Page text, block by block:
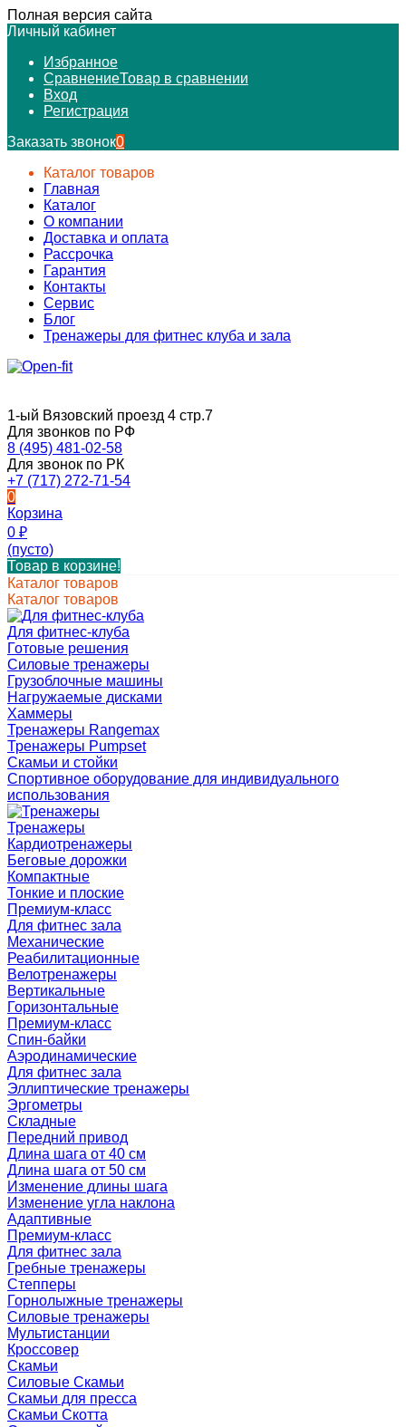
Полная версия сайта
Личный кабинет
Избранное
СравнениеТовар в сравнении
Вход
Регистрация
Заказать звонок0
Каталог товаров
Главная
Каталог
О компании
Доставка и оплата
Рассрочка
Гарантия
Контакты
Сервис
Блог
Тренажеры для фитнес клуба и зала
1-ый Вязовский проезд 4 стр.7
Для звонков по РФ
8 (495) 481-02-58
Для звонок по РК
+7 (717) 272-71-54
0
Корзина
0 ₽
(пусто)
Товар в корзине!
Каталог товаров
Каталог товаров
Для фитнес-клуба
Готовые решения
Силовые тренажеры
Грузоблочные машины
Нагружаемые дисками
Хаммеры
Тренажеры Rangemax
Тренажеры Pumpset
Скамьи и стойки
Спортивное оборудование для индивидуального
использования
Тренажеры
Кардиотренажеры
Беговые дорожки
Компактные
Тонкие и плоские
Премиум-класс
Для фитнес зала
Механические
Реабилитационные
Велотренажеры
Вертикальные
Горизонтальные
Премиум-класс
Спин-байки
Аэродинамические
Для фитнес зала
Эллиптические тренажеры
Эргометры
Складные
Передний привод
Длина шага от 40 см
Длина шага от 50 см
Изменение длины шага
Изменение угла наклона
Адаптивные
Премиум-класс
Для фитнес зала
Гребные тренажеры
Степперы
Горнолыжные тренажеры
Силовые тренажеры
Мультистанции
Кроссовер
Скамьи
Силовые Скамьи
Скамьи для пресса
Скамьи Скотта